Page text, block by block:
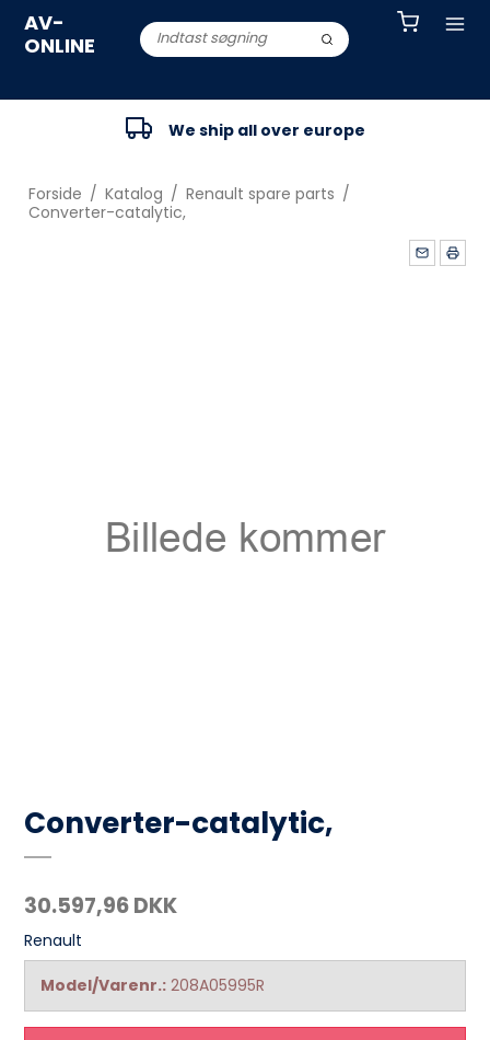
AV-
ONLINE
We ship all over europe
Forside / Katalog / Renault spare parts /
Converter-catalytic,
Converter-catalytic,
30.597,96 DKK
Renault
Model/Varenr.: 208A05995R